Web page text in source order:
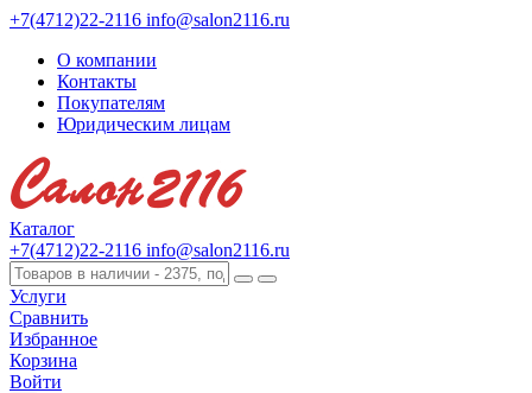
+7(4712)22-2116 info@salon2116.ru
О компании
Контакты
Покупателям
Юридическим лицам
Каталог
+7(4712)22-2116 info@salon2116.ru
Услуги
Сравнить
Избранное
Корзина
Войти